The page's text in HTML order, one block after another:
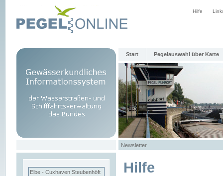
Hilfe
Start Pegelauswahl über Karte
Newsletter
Elbe - Cuxhaven Steubenhöft Hilfe